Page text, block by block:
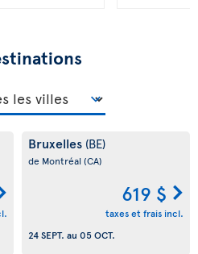
Bruxelles (BE)
de Montréal (CA)
619 $
taxes et frais incl.
24 SEPT. au 05 OCT.